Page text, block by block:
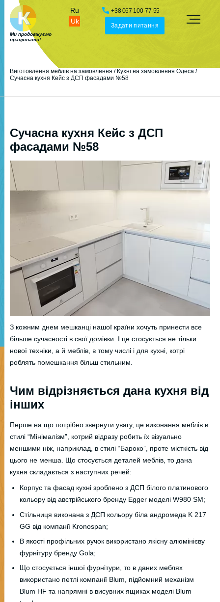
Ми продовжуємо
працювати!
Uk
Ru +38 067 100-77-55
Задати питання
Виготовлення меблів на замовлення / Кухні на замовлення Одеса /
Сучасна кухня Кейс з ДСП фасадами №58
Сучасна кухня Кейс з ДСП
фасадами №58
З кожним днем мешканці нашої країни хочуть принести все
більше сучасності в свої домівки. І це стосується не тільки
нової техніки, а й меблів, в тому числі і для кухні, котрі
роблять помешкання більш стильним.
Чим відрізняється дана кухня від
інших
Перше на що потрібно звернути увагу, це виконання меблів в
стилі “Мінімалізм”, котрий відразу робить їх візуально
меншими ніж, наприклад, в стилі “Бароко”, проте місткість від
цього не менша. Що стосується деталей меблів, то дана
кухня складається з наступних речей:
Корпус та фасад кухні зроблено з ДСП білого платинового
кольору від австрійського бренду Egger моделі W980 SM;
Стільниця виконана з ДСП кольору біла андромеда K 217
GG від компанії Kronospan;
В якості профільних ручок використано якісну алюмінієву
фурнітуру бренду Gola;
Що стосується іншої фурнітури, то в даних меблях
використано петлі компанії Blum, підйомний механізм
Blum HF та напрямні в висувних ящиках моделі Blum